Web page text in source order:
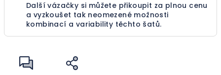
Další vázačky si můžete přikoupit za plnou cenu
a vyzkoušet tak neomezené možnosti
kombinací a variability těchto šatů.